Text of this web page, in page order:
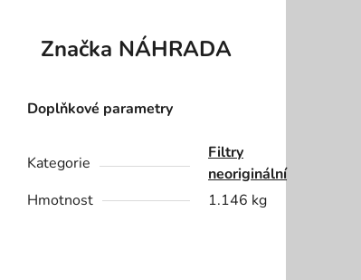
Značka NÁHRADA
Doplňkové parametry
Kategorie
Filtry
neoriginální
Hmotnost
1.146 kg